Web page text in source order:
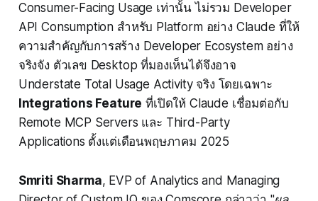
Consumer-Facing Usage เท่านั้น ไม่รวม Developer
API Consumption สำหรับ Platform อย่าง Claude ที่ให้
ความสำคัญกับการสร้าง Developer Ecosystem อย่าง
จริงจัง ตัวเลข Desktop ที่มองเห็นได้จึงอาจ
Understate Total Usage Activity จริง โดยเฉพาะ
Integrations Feature ที่เปิดให้ Claude เชื่อมต่อกับ
Remote MCP Servers และ Third-Party
Applications ตั้งแต่เดือนพฤษภาคม 2025
Smriti Sharma, EVP of Analytics and Managing